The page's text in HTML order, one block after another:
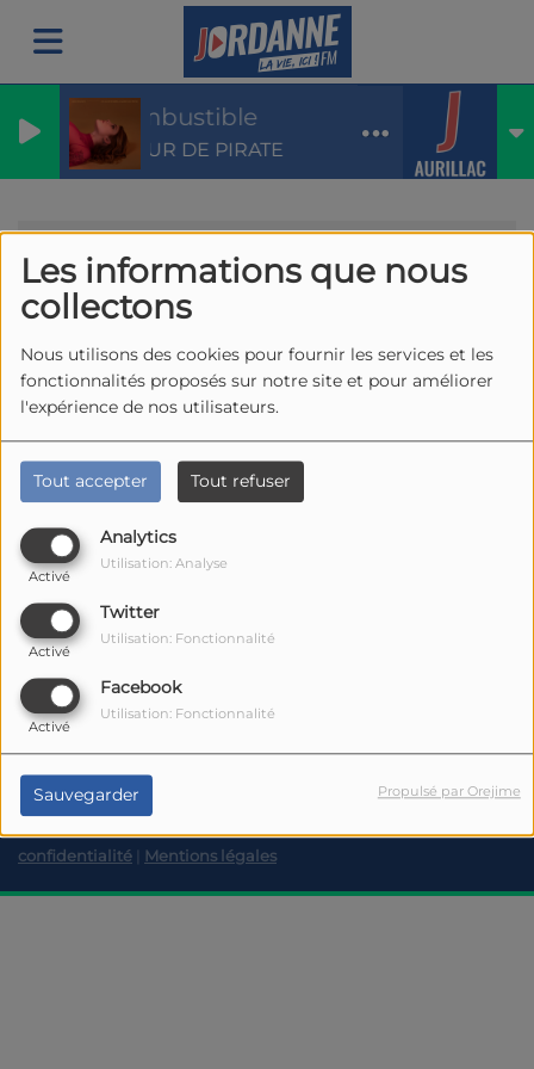
Les informations que nous
collectons
Nous utilisons des cookies pour fournir les services et les
fonctionnalités proposés sur notre site et pour améliorer
l'expérience de nos utilisateurs.
Tout accepter Tout refuser
Analytics
Activé
Utilisation: Analyse
Twitter
Activé
Utilisation: Fonctionnalité
Facebook
Activé
Utilisation: Fonctionnalité
Sauvegarder Propulsé par Orejime
Combustible
COEUR DE PIRATE
Emissions Accordéon
Accordéon
Tous Lu Ma Me Je Ve Sa Di
Le Taïtou Jordanne
DIMANCHE, DE 09:00 À 12:00
RadioKing © 2026 | Site radio créé avec RadioKing
. RadioKing
permet defaire une radio
confidentialité
Mentions légales